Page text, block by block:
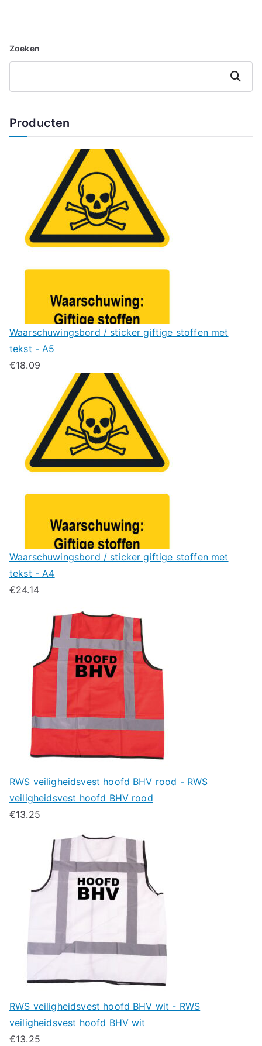
Zoeken
Zoeken
Producten
Waarschuwingsbord / sticker giftige stoffen met
tekst - A5
€18.09
Waarschuwingsbord / sticker giftige stoffen met
tekst - A4
€24.14
RWS veiligheidsvest hoofd BHV rood - RWS
veiligheidsvest hoofd BHV rood
€13.25
RWS veiligheidsvest hoofd BHV wit - RWS
veiligheidsvest hoofd BHV wit
€13.25